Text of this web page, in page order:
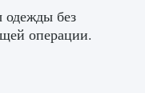
без
операции.